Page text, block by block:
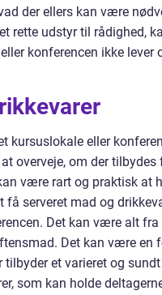
der ellers kan være
rette udstyr til rådighed,
konferencen ikke lever
kursuslokale eller
overveje, om der tilbydes
være rart og praktisk at
få serveret mad og
Det kan være alt
Det kan være en
tilbyder et varieret og
som kan holde